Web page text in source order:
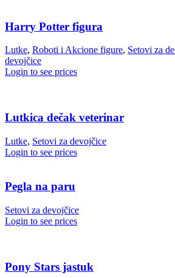
Harry Potter figura
Lutke, Roboti i Akcione figure, Setovi za
devojčice
Login to see prices
Lutkica dečak veterinar
Lutke, Setovi za devojčice
Login to see prices
Pegla na paru
Setovi za devojčice
Login to see prices
Pony Stars jastuk